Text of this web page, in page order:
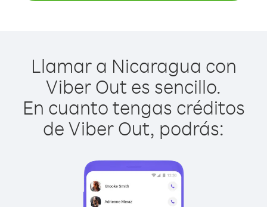
Llamar a Nicaragua con
Viber Out es sencillo.
En cuanto tengas créditos
de Viber Out, podrás: